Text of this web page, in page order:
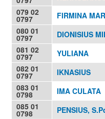
079 02
0797
FIRMINA
080 01
0797
DIONISIUS
081 02
0797
YULIANA
082 01
0797
IKNASIUS
083 01
0798
IMA CULATA
085 01
0798
PENSIUS,